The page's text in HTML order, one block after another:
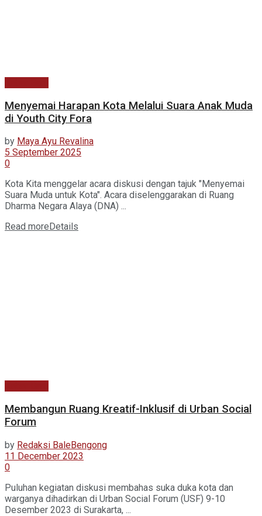
Menyemai Harapan Kota Melalui Suara Anak Muda
di Youth City Fora
by Maya Ayu Revalina
5 September 2025
0
Kota Kita menggelar acara diskusi dengan tajuk "Menyemai
Suara Muda untuk Kota". Acara diselenggarakan di Ruang
Dharma Negara Alaya (DNA) ...
Read more Details
Membangun Ruang Kreatif-Inklusif di Urban Social
Forum
by Redaksi BaleBengong
11 December 2023
0
Puluhan kegiatan diskusi membahas suka duka kota dan
warganya dihadirkan di Urban Social Forum (USF) 9-10
Desember 2023 di Surakarta, ...